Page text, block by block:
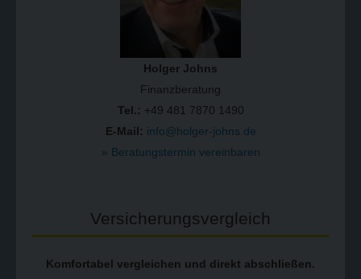
Holger Johns
Finanzberatung
Tel.: +49 481 7870 1490
E-Mail: info@holger-johns.de
» Beratungstermin vereinbaren
Versicherungs­vergleich
Komfortabel vergleichen und direkt abschließen.